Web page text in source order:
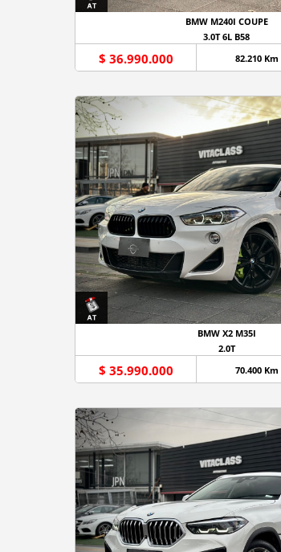
BMW M240I COUPE
3.0T 6L B58
$ 36.990.000 82.210 Km
BMW X2 M35I
2.0T
$ 35.990.000 70.400 Km